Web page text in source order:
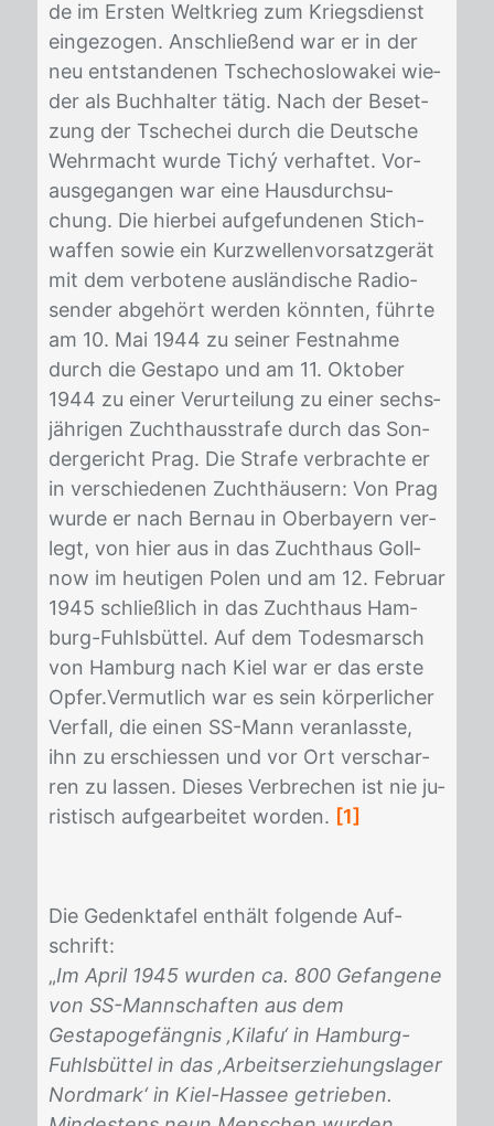
de im Ers­ten Welt­krieg zum Kriegs­dienst
ein­ge­zo­gen. An­schlie­ßend war er in der
neu ent­stan­de­nen Tsche­cho­slo­wa­kei wie­
der als Buch­hal­ter tä­tig. Nach der Be­set­
zung der Tsche­chei durch die Deut­sche
Wehr­macht wur­de Tichý ver­haf­tet. Vor­
aus­ge­gan­gen war eine Haus­durch­su­
chung. Die hier­bei auf­ge­fun­de­nen Stich­
waf­fen so­wie ein Kurz­wel­len­vor­satz­ge­rät
mit dem ver­bo­te­ne aus­län­di­sche Ra­dio­
sen­der ab­ge­hört wer­den könn­ten, führ­te
am 10. Mai 1944 zu sei­ner Fest­nah­me
durch die Ge­sta­po und am 11. Ok­to­ber
1944 zu ei­ner Ver­ur­tei­lung zu ei­ner sechs­
jäh­ri­gen Zucht­haus­stra­fe durch das Son­
der­ge­richt Prag. Die Stra­fe ver­brach­te er
in ver­schie­de­nen Zucht­häu­sern: Von Prag
wur­de er nach Ber­nau in Ober­bay­ern ver­
legt, von hier aus in das Zucht­haus Goll­
now im heu­ti­gen Po­len und am 12. Fe­bru­ar
1945 schließ­lich in das Zucht­haus Ham­
burg-Fuhls­büt­tel. Auf dem To­des­marsch
von Ham­burg nach Kiel war er das ers­te
Op­fer.Ver­mut­lich war es sein kör­per­li­cher
Ver­fall, die ei­nen SS-Mann ver­an­lass­te,
ihn zu er­schies­sen und vor Ort ver­schar­
ren zu las­sen. Die­ses Ver­bre­chen ist nie ju­
ris­tisch auf­ge­ar­bei­tet wor­den. [1]
Die Ge­denk­ta­fel ent­hält fol­gen­de Auf­
schrift:
„Im April 1945 wurden ca. 800 Gefangene
von SS-Mannschaften aus dem
Gestapogefängnis ‚Kilafu‘ in Hamburg-
Fuhlsbüttel in das ‚Arbeitserziehungslager
Nordmark‘ in Kiel-Hassee getrieben.